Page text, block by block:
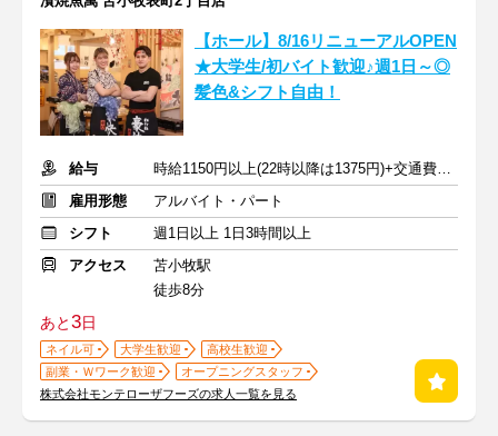
【ホール】8/16リニューアルOPEN
★大学生/初バイト歓迎♪週1日～◎
髪色&シフト自由！
給与
時給1150円以上(22時以降は1375円)+交通費規定内支給
雇用形態
アルバイト・パート
シフト
週1日以上 1日3時間以上
アクセス
苫小牧駅
徒歩8分
あと3日
ネイル可 大学生歓迎
高校生歓迎
副業・Ｗワーク歓迎
オープニングスタッフ
株式会社モンテローザフーズの求人一覧を見る